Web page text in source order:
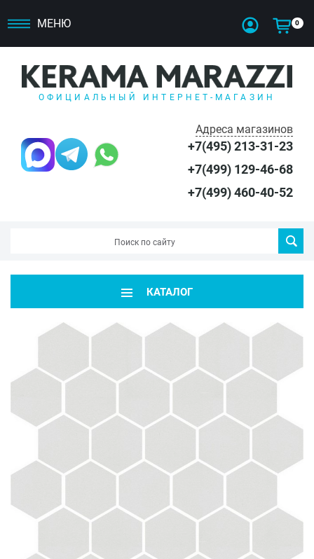
МЕНЮ 0
ОФИЦИАЛЬНЫЙ ИНТЕРНЕТ-МАГАЗИН
Адреса магазинов
+7(495) 213-31-23
+7(499) 129-46-68
+7(499) 460-40-52
КАТАЛОГ